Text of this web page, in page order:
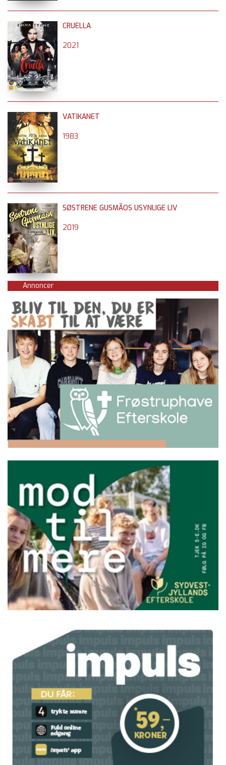
CRUELLA
2021
VATIKANET
1983
SØSTRENE GUSMÃOS USYNLIGE LIV
2019
Annoncer